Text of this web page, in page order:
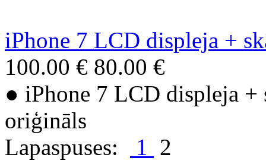
iPhone 7 LCD displeja +
100.00 € 80.00 €
● iPhone 7 LCD displeja
oriģināls
Lapaspuses:
1 2